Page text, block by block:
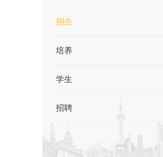
招生
培养
学生
招聘